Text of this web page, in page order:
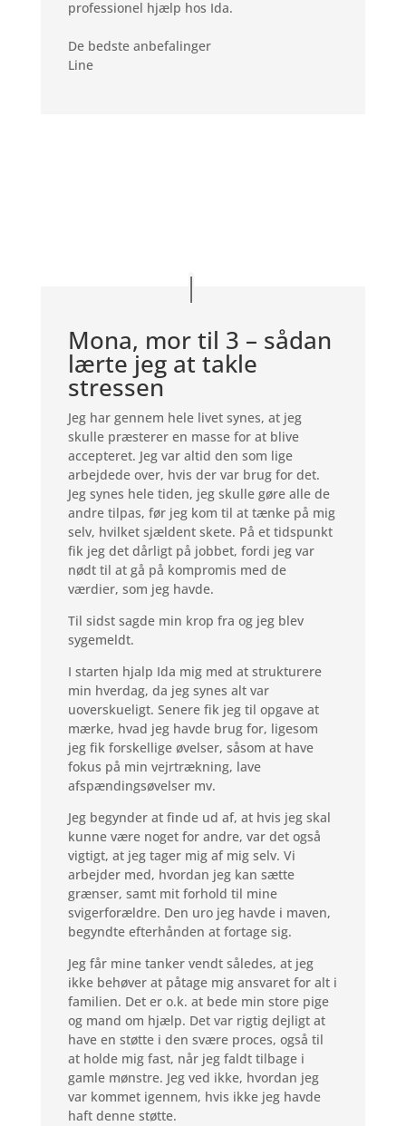
professionel hjælp hos Ida.
De bedste anbefalinger
Line
Mona, mor til 3 – sådan
lærte jeg at takle
stressen
Jeg har gennem hele livet synes, at jeg
skulle præsterer en masse for at blive
accepteret. Jeg var altid den som lige
arbejdede over, hvis der var brug for det.
Jeg synes hele tiden, jeg skulle gøre alle de
andre tilpas, før jeg kom til at tænke på mig
selv, hvilket sjældent skete. På et tidspunkt
fik jeg det dårligt på jobbet, fordi jeg var
nødt til at gå på kompromis med de
værdier, som jeg havde.
Til sidst sagde min krop fra og jeg blev
sygemeldt.
I starten hjalp Ida mig med at strukturere
min hverdag, da jeg synes alt var
uoverskueligt. Senere fik jeg til opgave at
mærke, hvad jeg havde brug for, ligesom
jeg fik forskellige øvelser, såsom at have
fokus på min vejrtrækning, lave
afspændingsøvelser mv.
Jeg begynder at finde ud af, at hvis jeg skal
kunne være noget for andre, var det også
vigtigt, at jeg tager mig af mig selv. Vi
arbejder med, hvordan jeg kan sætte
grænser, samt mit forhold til mine
svigerforældre. Den uro jeg havde i maven,
begyndte efterhånden at fortage sig.
Jeg får mine tanker vendt således, at jeg
ikke behøver at påtage mig ansvaret for alt i
familien. Det er o.k. at bede min store pige
og mand om hjælp. Det var rigtig dejligt at
have en støtte i den svære proces, også til
at holde mig fast, når jeg faldt tilbage i
gamle mønstre. Jeg ved ikke, hvordan jeg
var kommet igennem, hvis ikke jeg havde
haft denne støtte.